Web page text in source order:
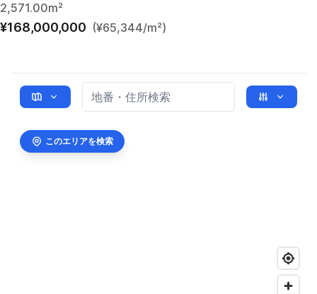
2,571.00m²
¥168,000,000 (¥65,344/m²)
このエリアを検索